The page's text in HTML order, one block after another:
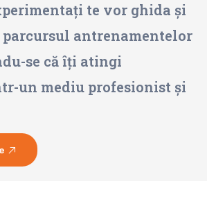
te vor ghida și
antrenamentelor
se că îți atingi
un mediu profesionist și